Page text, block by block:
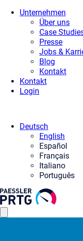
Unternehmen
Über uns
Case
Presse
Jobs &
Blog
Kontakt
Kontakt
Login
Deutsch
English
Español
Français
Italiano
Português